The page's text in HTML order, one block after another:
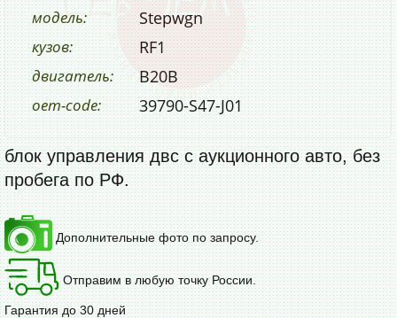
модель: Stepwgn
кузов: RF1
двигатель: B20B
oem-code: 39790-S47-J01
блок управления двс с аукционного авто, без
пробега по РФ.
Дополнительные фото по запросу.
Отправим в любую точку России.
Гарантия до 30 дней